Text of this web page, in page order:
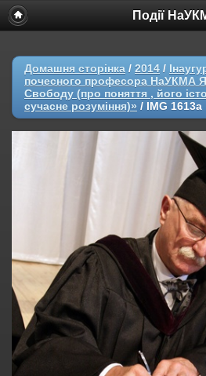
Події
Домашня сторінка / 2014 /
почесного професора НаУКМА
Свободу (про поняття , його
сучасне розуміння)» / IMG 1613a